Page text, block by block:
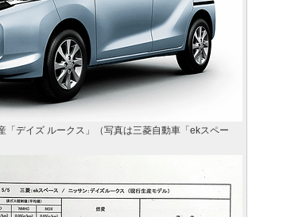
「デイズ ルークス」（写真は三菱自動車「ekスペー